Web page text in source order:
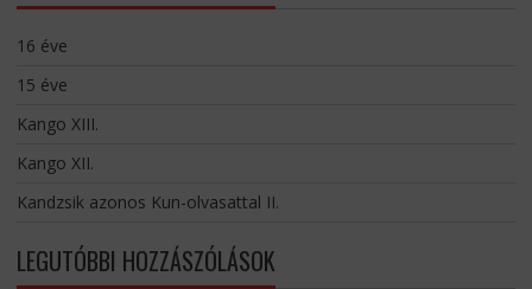
16 éve
15 éve
Kango XIII.
Kango XII.
Kandzsik azonos Kun-olvasattal II.
LEGUTÓBBI HOZZÁSZÓLÁSOK